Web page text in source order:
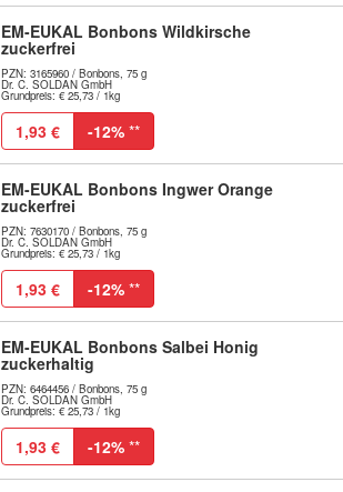
EM-EUKAL Bonbons Wildkirsche
zuckerfrei
PZN: 3165960 / Bonbons, 75 g
Dr. C. SOLDAN GmbH
Grundpreis: € 25,73 / 1kg
1,93 € -12% **
EM-EUKAL Bonbons Ingwer Orange
zuckerfrei
PZN: 7630170 / Bonbons, 75 g
Dr. C. SOLDAN GmbH
Grundpreis: € 25,73 / 1kg
1,93 € -12% **
EM-EUKAL Bonbons Salbei Honig
zuckerhaltig
PZN: 6464456 / Bonbons, 75 g
Dr. C. SOLDAN GmbH
Grundpreis: € 25,73 / 1kg
1,93 € -12% **